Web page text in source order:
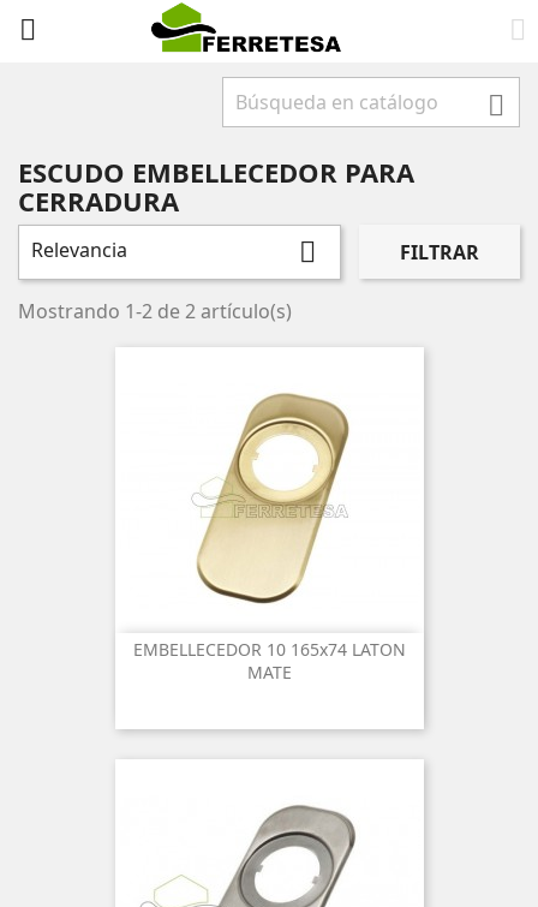
 

ESCUDO EMBELLECEDOR PARA
CERRADURA
Relevancia  FILTRAR
Mostrando 1-2 de 2 artículo(s)
EMBELLECEDOR 10 165x74 LATON
MATE